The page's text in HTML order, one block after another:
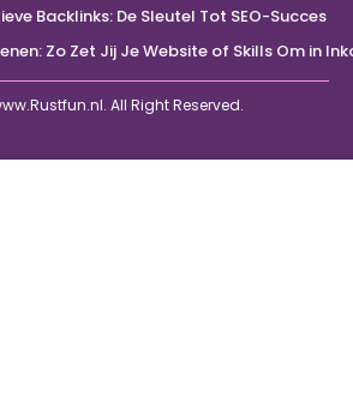
All Right Reserved.
Backlinks: De Sleutel Tot SEO-Succes
Zo Zet Jij Je Website of Skills Om in